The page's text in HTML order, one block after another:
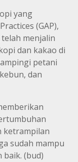
yang
(GAP),
menjalin
dan kakao di
petani
dan
ketrampilan
sudah mampu
(bud)